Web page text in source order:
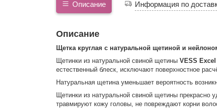
Описание Информация по
Описание
Щетка круглая с натуральной щетиной и
Щетинки из натуральной свиной щетины VESS
естественный блеск, исключают поверхностное
Натуральная щетина уменьшает вероятность
Щетинки из натуральной свиной щетины прекрасно
травмируют кожу головы, не повреждают корни